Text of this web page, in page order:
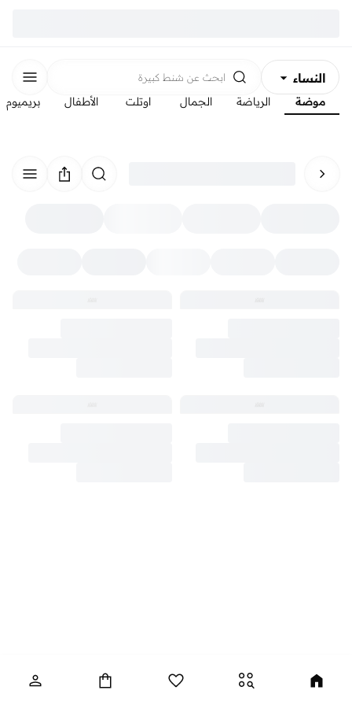
النساء
الرجال
ابحث عن شنط كبيرة
موضة الرياضة الجمال اوتلت الأطفال بريميوم